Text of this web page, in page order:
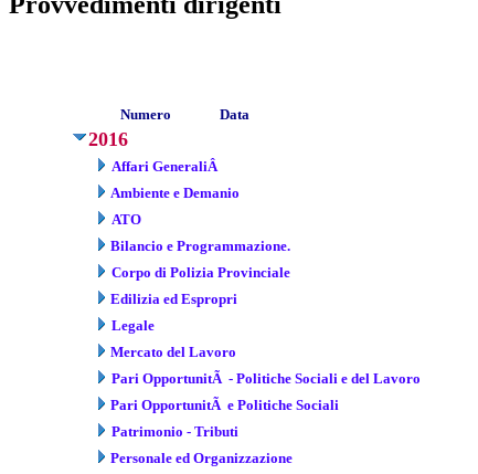
Numero Data
2016
Affari GeneraliÂ
Ambiente e Demanio
ATO
Bilancio e Programmazione.
Corpo di Polizia Provinciale
Edilizia ed Espropri
Legale
Mercato del Lavoro
Pari OpportunitÃ - Politiche Sociali e del Lavoro
Pari OpportunitÃ e Politiche Sociali
Patrimonio - Tributi
Personale ed Organizzazione